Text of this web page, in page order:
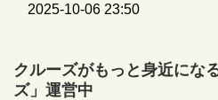
2025-10-06 23:50
クルーズがもっと身近にな
ズ」運営中